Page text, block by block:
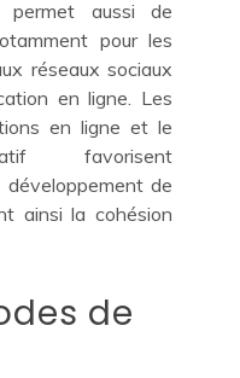
permet aussi de
pour les
réseaux sociaux
en ligne. Les
en ligne et le
favorisent
développement de
ainsi la cohésion
de